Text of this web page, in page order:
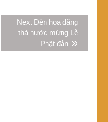
Next Next
post:
Đèn hoa đăng
thả nước mừng Lễ
Phật đản